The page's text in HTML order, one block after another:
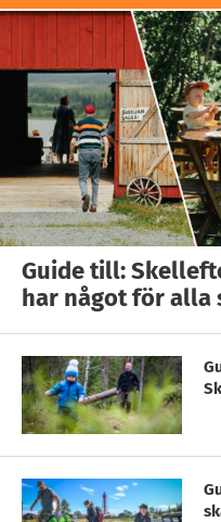
Guide till:
har något för alla